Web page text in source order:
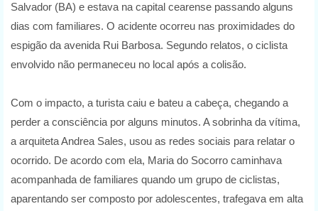
Salvador (BA) e estava na capital cearense passando alguns
dias com familiares. O acidente ocorreu nas proximidades do
espigão da avenida Rui Barbosa. Segundo relatos, o ciclista
envolvido não permaneceu no local após a colisão.
Com o impacto, a turista caiu e bateu a cabeça, chegando a
perder a consciência por alguns minutos. A sobrinha da vítima,
a arquiteta Andrea Sales, usou as redes sociais para relatar o
ocorrido. De acordo com ela, Maria do Socorro caminhava
acompanhada de familiares quando um grupo de ciclistas,
aparentando ser composto por adolescentes, trafegava em alta